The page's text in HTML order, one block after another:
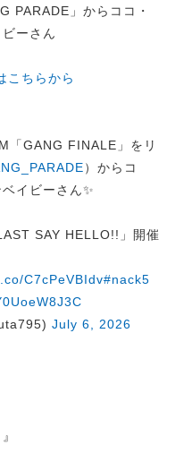
PARADE」からココ・
ーさん
こちらから
「GANG FINALE」をリ
）からコ
イビーさん✨
SAY HELLO!!」開催
C7cPeVBIdv#nack5
July 6, 2026